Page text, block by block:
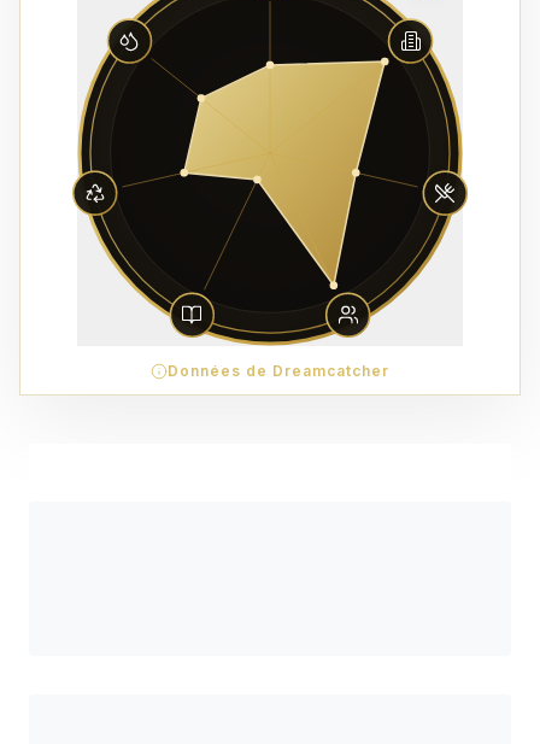
Données de Dreamcatcher